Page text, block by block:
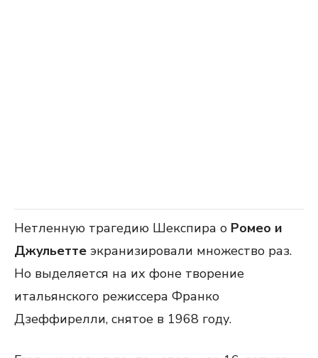
Нетленную трагедию Шекспира о Ромео и
Джульетте экранизировали множество раз.
Но выделяется на их фоне творение
итальянского режиссера Франко
Дзеффирелли, снятое в 1968 году.